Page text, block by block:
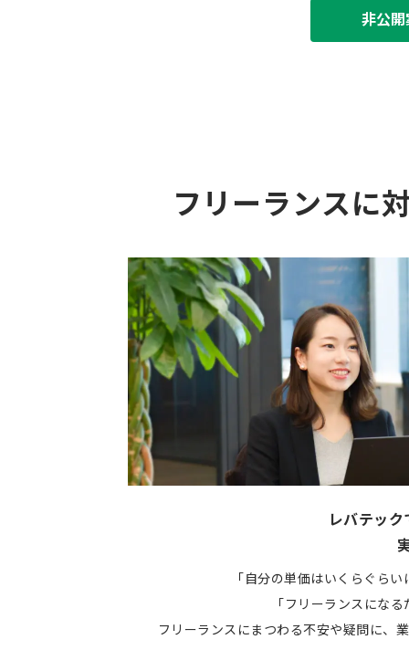
非公
フリーランスに
レバテッ
「自分の単価はいくらぐら
「フリーランスにな
フリーランスにまつわる不安や疑問に、